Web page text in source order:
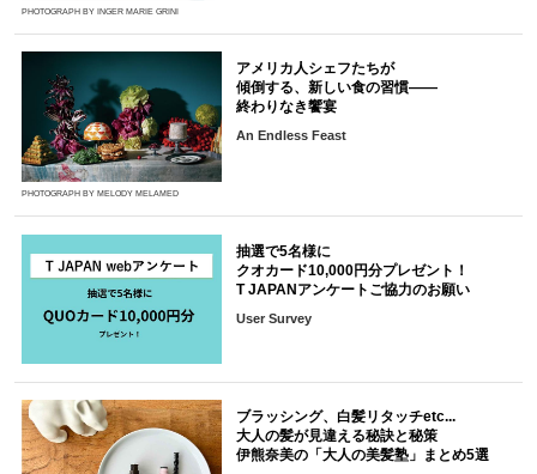
PHOTOGRAPH BY INGER MARIE GRINI
PHOTOGRAPH BY MELODY MELAMED
アメリカ人シェフたちが
傾倒する、新しい食の習慣――
終わりなき饗宴
An Endless Feast
抽選で5名様に
クオカード10,000円分プレゼント！
T JAPANアンケートご協力のお願い
User Survey
ブラッシング、白髪リタッチetc...
大人の髪が見違える秘訣と秘策
伊熊奈美の「大人の美髪塾」まとめ5選